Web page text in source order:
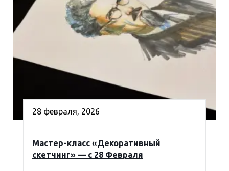
28 февраля, 2026
Мастер-класс «Декоративный
скетчинг» — с 28 Февраля